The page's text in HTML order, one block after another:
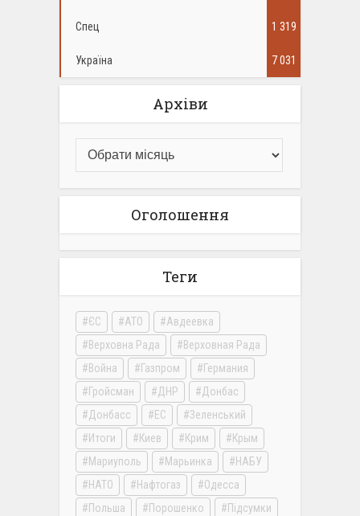
Спец 1 319
Україна 7 031
Архіви
Оголошення
Теги
ЄС АТО
Авдеевка
Верховна Рада
Верховная Рада
Война
Газпром
Германия
Гройсман
ДНР
Донбас
Донбасс
ЕС
Зеленський
Итоги
Киев Крим
Крым
Мариуполь
Марьинка
НАБУ
НАТО
Нафтогаз
Одесса
Польша
Порошенко Підсумки